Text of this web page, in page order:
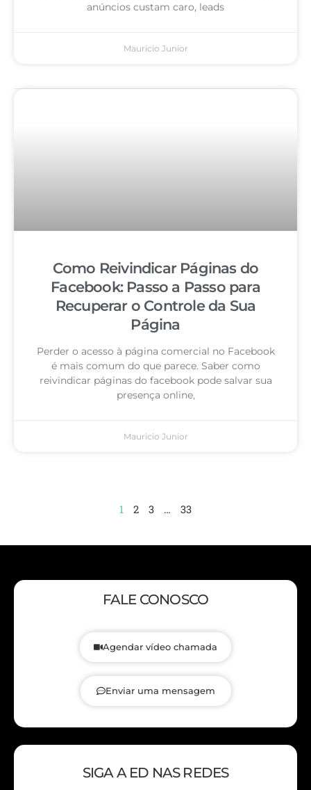
anúncios custam caro, leads
Mauricio Junior
Como Reivindicar Páginas do
Facebook: Passo a Passo para
Recuperar o Controle da Sua
Página
Perder o acesso à página comercial no Facebook
é mais comum do que parece. Saber como
reivindicar páginas do facebook pode salvar sua
presença online,
Mauricio Junior
1 2 3 … 33
FALE CONOSCO
Agendar vídeo chamada
Enviar uma mensagem
SIGA A ED NAS REDES